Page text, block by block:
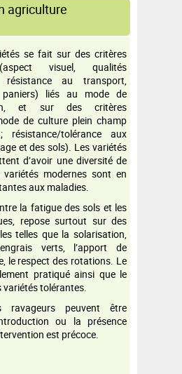
agriculture
se fait sur des critères
visuel, qualités
résistance au transport,
liés au mode de
et sur des critères
de culture plein champ
tolérance aux
et des sols). Les variétés
d’avoir une diversité de
modernes sont en
aux maladies.
la fatigue des sols et les
repose surtout sur des
telles que la solarisation,
verts, l’apport de
le respect des rotations. Le
pratiqué ainsi que le
variétés tolérantes.
peuvent être
ou la présence
est précoce.